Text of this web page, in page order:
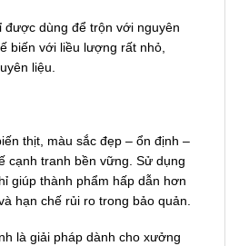
được dùng để trộn với nguyên
biến với liều lượng rất nhỏ,
liệu.
thịt, màu sắc đẹp – ổn định –
cạnh tranh bền vững. Sử dụng
giúp thành phẩm hấp dẫn hơn
hạn chế rủi ro trong bảo quản.
là giải pháp dành cho xưởng